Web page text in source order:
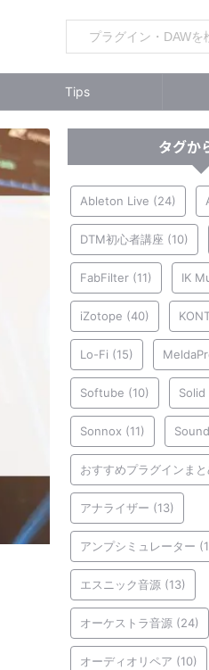
Tips
タグか
Ableton Live (24)
DTM初心者講座 (10)
FabFilter (11) IK
iZotope (40)
Lo-Fi (15)
Softube (10)
Sonnox (11)
おすすめプラグインまと
アナライザー (13)
アンプシミュレーター
エスニック音源 (13)
オーケストラ音源 (24)
オーディオリペア (10)